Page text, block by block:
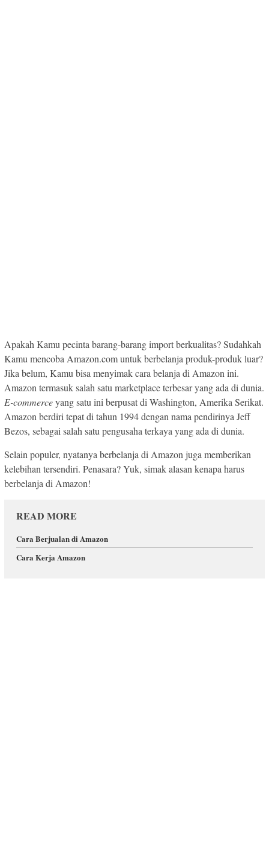
Apakah Kamu pecinta barang-barang import berkualitas? Sudahkah
Kamu mencoba Amazon.com untuk berbelanja produk-produk luar?
Jika belum, Kamu bisa menyimak cara belanja di Amazon ini.
Amazon termasuk salah satu marketplace terbesar yang ada di dunia.
E-commerceyang satu ini berpusat di Washington, Amerika Serikat.
Amazon berdiri tepat di tahun 1994 dengan nama pendirinya Jeff
Bezos, sebagai salah satu pengusaha terkaya yang ada di dunia.
Selain populer, nyatanya berbelanja di Amazon juga memberikan
kelebihan tersendiri. Penasara? Yuk, simak alasan kenapa harus
berbelanja di Amazon!
READ MORE
Cara Berjualan di Amazon
Cara Kerja Amazon